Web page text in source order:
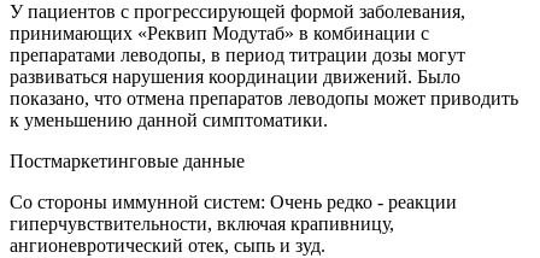
У пациентов с прогрессирующей формой заболевания,
принимающих «Реквип Модутаб» в комбинации с
препаратами леводопы, в период титрации дозы могут
развиваться нарушения координации движений. Было
показано, что отмена препаратов леводопы может приводить
к уменьшению данной симптоматики.
Постмаркетинговые данные
Со стороны иммунной систем: Очень редко - реакции
гиперчувствительности, включая крапивницу,
ангионевротический отек, сыпь и зуд.